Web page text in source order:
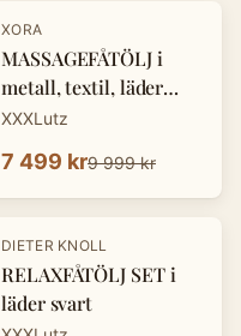
-25%
XORA
MASSAGEFÅTÖLJ i
metall, textil, läder
mörkgrå
XXXLutz
7 499 kr9 999 kr
-33%
DIETER KNOLL
RELAXFÅTÖLJ SET i
läder svart